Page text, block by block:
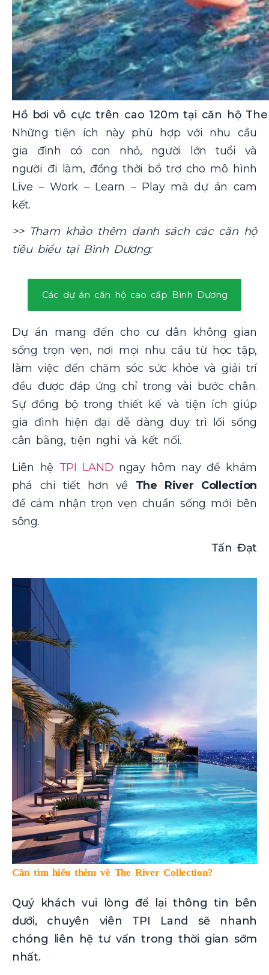
Hồ bơi vô cực trên cao 120m tại căn hộ
Những tiện ích này phù hợp với nhu cầu
gia đình có con nhỏ, người lớn tuổi và
người đi làm, đồng thời bổ trợ cho mô hình
Live – Work – Learn – Play mà dự án cam
kết.
>> Tham khảo thêm danh sách các căn hộ
tiêu biểu tại Bình Dương:
Các dự án căn hộ cao cấp Bình Dương
Dự án mang đến cho cư dân không gian
sống trọn vẹn, nơi mọi nhu cầu từ học tập,
làm việc đến chăm sóc sức khỏe và giải trí
đều được đáp ứng chỉ trong vài bước chân.
Sự đồng bộ trong thiết kế và tiện ích giúp
gia đình hiện đại dễ dàng duy trì lối sống
cân bằng, tiện nghi và kết nối.
Liên hệ TPI LAND ngay hôm nay để khám
phá chi tiết hơn về The River Collection
để cảm nhận trọn vẹn chuẩn sống mới bên
sông.
Tấn Đạt
Cần tìm hiểu thêm về The River Collection?
Quý khách vui lòng để lại thông tin bên
dưới, chuyên viên TPI Land sẽ nhanh
chóng liên hệ tư vấn trong thời gian sớm
nhất.